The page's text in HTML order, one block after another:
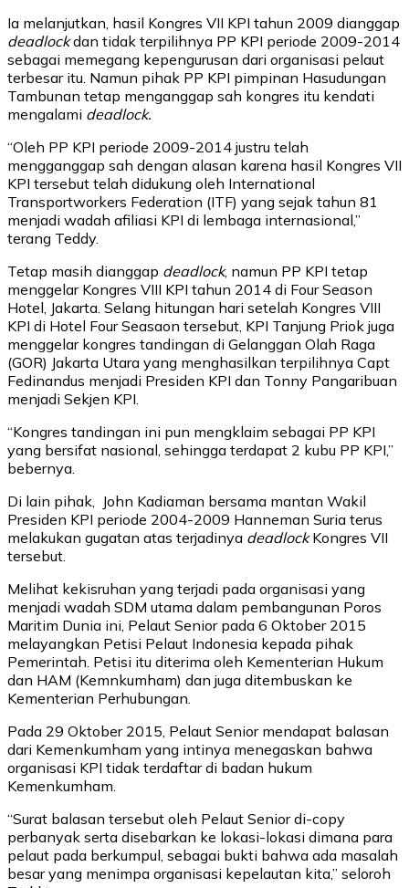
Ia melanjutkan, hasil Kongres VII KPI tahun 2009 dianggap
deadlockdan tidak terpilihnya PP KPI periode 2009-2014
sebagai memegang kepengurusan dari organisasi pelaut
terbesar itu. Namun pihak PP KPI pimpinan Hasudungan
Tambunan tetap menganggap sah kongres itu kendati
mengalami deadlock.
“Oleh PP KPI periode 2009-2014 justru telah
mengganggap sah dengan alasan karena hasil Kongres VII
KPI tersebut telah didukung oleh International
Transportworkers Federation (ITF) yang sejak tahun 81
menjadi wadah afiliasi KPI di lembaga internasional,”
terang Teddy.
Tetap masih dianggap deadlock, namun PP KPI tetap
menggelar Kongres VIII KPI tahun 2014 di Four Season
Hotel, Jakarta. Selang hitungan hari setelah Kongres VIII
KPI di Hotel Four Seasaon tersebut, KPI Tanjung Priok juga
menggelar kongres tandingan di Gelanggan Olah Raga
(GOR) Jakarta Utara yang menghasilkan terpilihnya Capt
Fedinandus menjadi Presiden KPI dan Tonny Pangaribuan
menjadi Sekjen KPI.
“Kongres tandingan ini pun mengklaim sebagai PP KPI
yang bersifat nasional, sehingga terdapat 2 kubu PP KPI,”
bebernya.
Di lain pihak, John Kadiaman bersama mantan Wakil
Presiden KPI periode 2004-2009 Hanneman Suria terus
melakukan gugatan atas terjadinya deadlockKongres VII
tersebut.
Melihat kekisruhan yang terjadi pada organisasi yang
menjadi wadah SDM utama dalam pembangunan Poros
Maritim Dunia ini, Pelaut Senior pada 6 Oktober 2015
melayangkan Petisi Pelaut Indonesia kepada pihak
Pemerintah. Petisi itu diterima oleh Kementerian Hukum
dan HAM (Kemnkumham) dan juga ditembuskan ke
Kementerian Perhubungan.
Pada 29 Oktober 2015, Pelaut Senior mendapat balasan
dari Kemenkumham yang intinya menegaskan bahwa
organisasi KPI tidak terdaftar di badan hukum
Kemenkumham.
“Surat balasan tersebut oleh Pelaut Senior di-copy
perbanyak serta disebarkan ke lokasi-lokasi dimana para
pelaut pada berkumpul, sebagai bukti bahwa ada masalah
besar yang menimpa organisasi kepelautan kita,” seloroh